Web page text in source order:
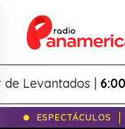
|6:00AM
ESPECTÁCULOS